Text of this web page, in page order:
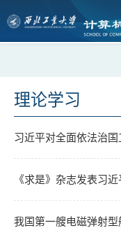
理论学习
习近平对全面依法治
持党的领导人民当家
国建设新局面 赵乐际
《求是》杂志发表习
宜发展新质生产力
我国第一艘电磁弹射